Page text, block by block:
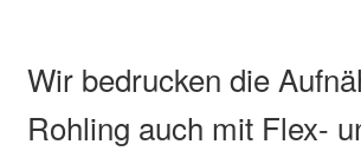
Wir bedrucken die
Rohling auch mit Flex-